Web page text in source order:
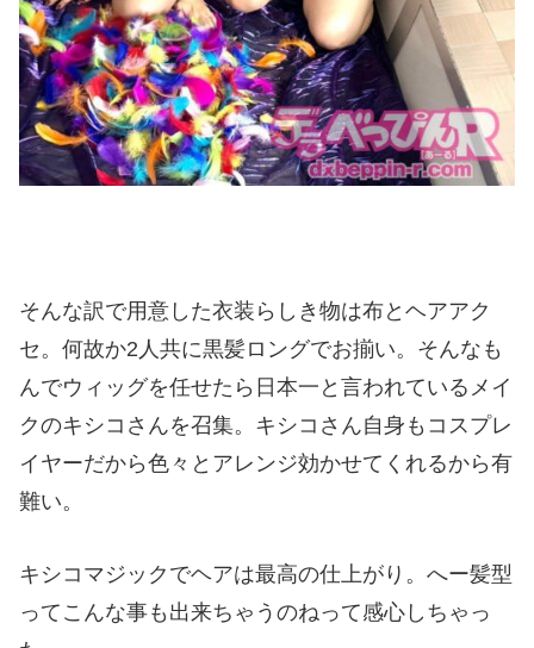
そんな訳で用意した衣装らしき物は布とヘアアク
セ。何故か2人共に黒髪ロングでお揃い。そんなも
んでウィッグを任せたら日本一と言われているメイ
クのキシコさんを召集。キシコさん自身もコスプレ
イヤーだから色々とアレンジ効かせてくれるから有
難い。
キシコマジックでヘアは最高の仕上がり。へー髪型
ってこんな事も出来ちゃうのねって感心しちゃっ